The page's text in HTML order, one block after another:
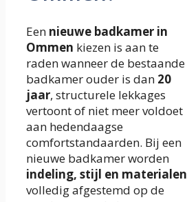
Een nieuwe badkamer in
Ommen kiezen is aan te
raden wanneer de bestaande
badkamer ouder is dan 20
jaar, structurele lekkages
vertoont of niet meer voldoet
aan hedendaagse
comfortstandaarden. Bij een
nieuwe badkamer worden
indeling, stijl en materialen
volledig afgestemd op de